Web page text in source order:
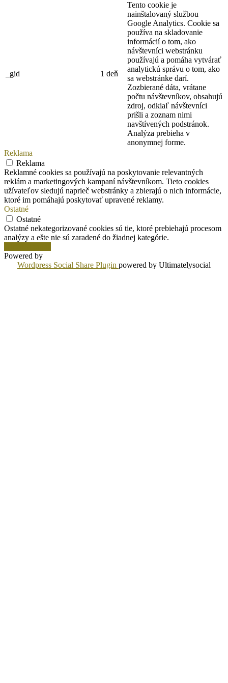
_gid 1 deň
Tento cookie je
nainštalovaný službou
Google Analytics. Cookie sa
používa na skladovanie
informácií o tom, ako
návštevníci webstránku
používajú a pomáha vytvárať
analytickú správu o tom, ako
sa webstránke darí.
Zozbierané dáta, vrátane
počtu návštevníkov, obsahujú
zdroj, odkiaľ návštevníci
prišli a zoznam nimi
navštívených podstránok.
Analýza prebieha v
anonymnej forme.
Reklama
Reklama
Reklamné cookies sa používajú na poskytovanie relevantných
reklám a marketingových kampaní návštevníkom. Tieto cookies
užívateľov sledujú naprieč webstránky a zbierajú o nich informácie,
ktoré im pomáhajú poskytovať upravené reklamy.
Ostatné
Ostatné
Ostatné nekategorizované cookies sú tie, ktoré prebiehajú procesom
analýzy a ešte nie sú zaradené do žiadnej kategórie.
Powered by
Wordpress Social Share Plugin powered by Ultimatelysocial